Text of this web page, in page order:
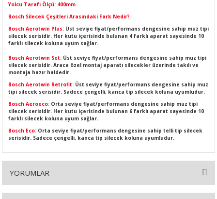
Yolcu Tarafı Ölçü: 400mm
Bosch Silecek Çeşitleri Arasındaki Fark Nedir?
Bosch Aerotwin Plus: Üst seviye fiyat/performans dengesine sahip muz tipi
silecek serisidir. Her kutu içerisinde bulunan 4 farklı aparat sayesinde 10
farklı silecek koluna uyum sağlar.
Bosch Aerotwin Set: Üst seviye fiyat/performans dengesine sahip muz tipi
silecek serisidir. Araca özel montaj aparatı silecekler üzerinde takılı ve
montaja hazır haldedir.
Bosch Aerotwin Retrofit: Üst seviye fiyat/performans dengesine sahip muz
tipi silecek serisidir. Sadece çengelli, kanca tip silecek koluna uyumludur.
Bosch Aeroeco: Orta seviye fiyat/performans dengesine sahip muz tipi
silecek serisidir. Her kutu içerisinde bulunan 6 farklı aparat sayesinde 10
farklı silecek koluna uyum sağlar.
Bosch Eco: Orta seviye fiyat/performans dengesine sahip telli tip silecek
serisidir. Sadece çengelli, kanca tip silecek koluna uyumludur.
YORUMLAR